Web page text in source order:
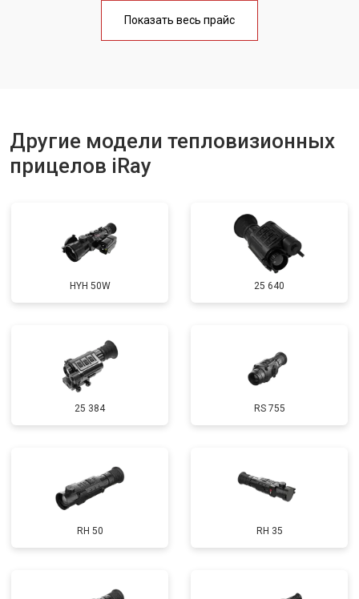
Показать весь прайс
Другие модели тепловизионных
прицелов iRay
HYH 50W 25 640
25 384 RS 755
RH 50 RH 35